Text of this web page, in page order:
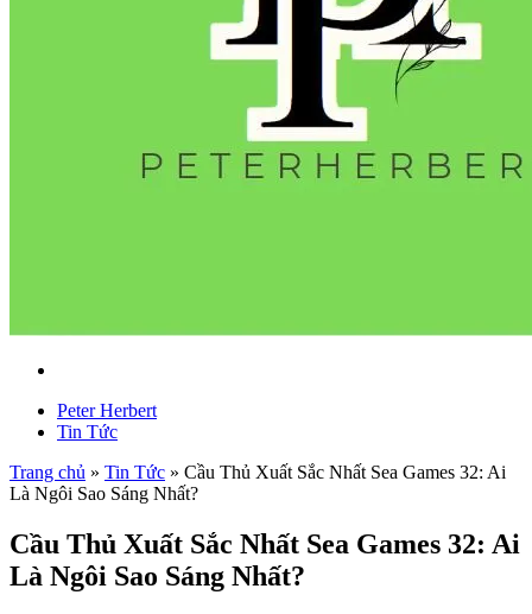
Peter Herbert
Tin Tức
Trang chủ » Tin Tức » Cầu Thủ Xuất Sắc Nhất Sea Games 32: Ai
Là Ngôi Sao Sáng Nhất?
Cầu Thủ Xuất Sắc Nhất Sea Games 32: Ai
Là Ngôi Sao Sáng Nhất?